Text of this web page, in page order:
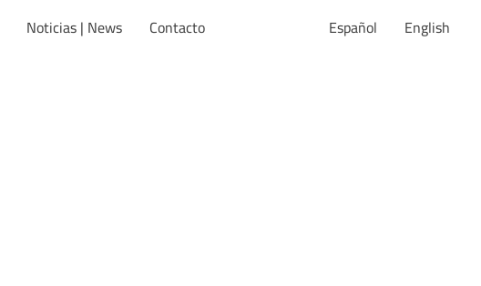
Noticias | News Contacto Español English